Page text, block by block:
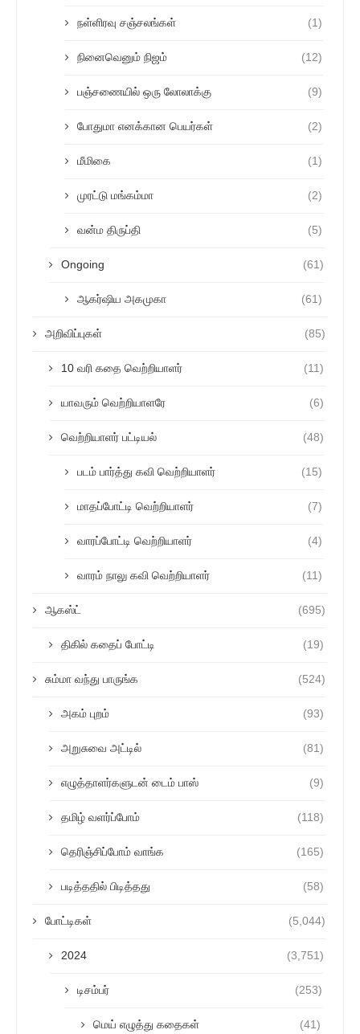
நள்ளிரவு சஞ்சலங்கள் (1)
நினைவெனும் நிஜம் (12)
பஞ்சணையில் ஒரு லோலாக்கு (9)
போதுமா எனக்கான பெயர்கள் (2)
மீமிகை (1)
முரட்டு மங்கம்மா (2)
வன்ம திருப்தி (5)
Ongoing (61)
ஆகர்ஷிய அகமுகா (61)
அறிவிப்புகள் (85)
10 வரி கதை வெற்றியாளர் (11)
யாவரும் வெற்றியாளரே (6)
வெற்றியாளர் பட்டியல் (48)
படம் பார்த்து கவி வெற்றியாளர் (15)
மாதப்போட்டி வெற்றியாளர் (7)
வாரப்போட்டி வெற்றியாளர் (4)
வாரம் நாலு கவி வெற்றியாளர் (11)
ஆகஸ்ட் (695)
திகில் கதைப் போட்டி (19)
சும்மா வந்து பாருங்க (524)
அகம் புறம் (93)
அறுசுவை அட்டில் (81)
எழுத்தாளர்களுடன் டைம் பாஸ் (9)
தமிழ் வளர்ப்போம் (118)
தெரிஞ்சிப்போம் வாங்க (165)
படித்ததில் பிடித்தது (58)
போட்டிகள் (5,044)
2024 (3,751)
டிசம்பர் (253)
மெய் எழுத்து கதைகள் (41)